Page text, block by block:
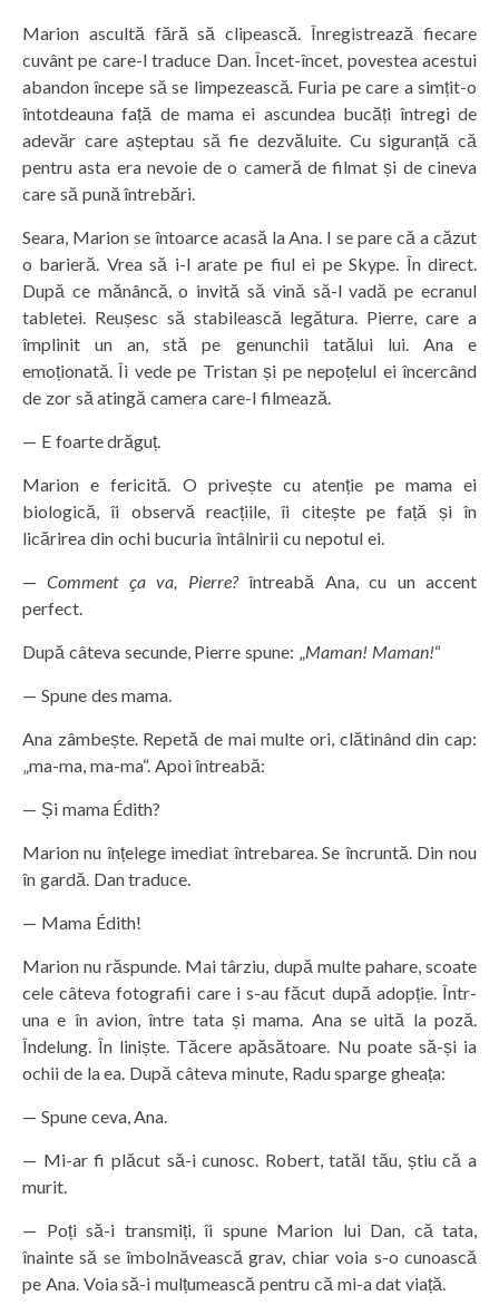
Marion ascultă fără să clipească. Înregistrează fiecare
cuvânt pe care-l traduce Dan. Încet-încet, povestea acestui
abandon începe să se limpezească. Furia pe care a simțit-o
întotdeauna față de mama ei ascundea bucăți întregi de
adevăr care așteptau să fie dezvăluite. Cu siguranță că
pentru asta era nevoie de o cameră de filmat și de cineva
care să pună întrebări.
Seara, Marion se întoarce acasă la Ana. I se pare că a căzut
o barieră. Vrea să i-l arate pe fiul ei pe Skype. În direct.
După ce mănâncă, o invită să vină să-l vadă pe ecranul
tabletei. Reușesc să stabilească legătura. Pierre, care a
împlinit un an, stă pe genunchii tatălui lui. Ana e
emoționată. Îi vede pe Tristan și pe nepoțelul ei încercând
de zor să atingă camera care-l filmează.
— E foarte drăguț.
Marion e fericită. O privește cu atenție pe mama ei
biologică, îi observă reacțiile, îi citește pe față și în
licărirea din ochi bucuria întâlnirii cu nepotul ei.
—Comment ça va, Pierre?întreabă Ana, cu un accent
perfect.
După câteva secunde, Pierre spune: „Maman! Maman!“
— Spune des mama.
Ana zâmbește. Repetă de mai multe ori, clătinând din cap:
„ma-ma, ma-ma“. Apoi întreabă:
— Și mama Édith?
Marion nu înțelege imediat întrebarea. Se încruntă. Din nou
în gardă. Dan traduce.
— Mama Édith!
Marion nu răspunde. Mai târziu, după multe pahare, scoate
cele câteva fotografii care i s-au făcut după adopție. Într-
una e în avion, între tata și mama. Ana se uită la poză.
Îndelung. În liniște. Tăcere apăsătoare. Nu poate să-și ia
ochii de la ea. După câteva minute, Radu sparge gheața:
— Spune ceva, Ana.
— Mi-ar fi plăcut să-i cunosc. Robert, tatăl tău, știu că a
murit.
— Poți să-i transmiți, îi spune Marion lui Dan, că tata,
înainte să se îmbolnăvească grav, chiar voia s-o cunoască
pe Ana. Voia să-i mulțumească pentru că mi-a dat viață.